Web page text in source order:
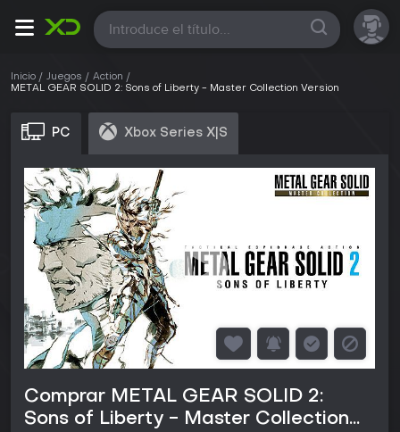
Todas
Inicio Juegos
Action
METAL GEAR SOLID 2: Sons of Liberty - Master Collection Version
PC Xbox Series X|S
Comprar METAL GEAR SOLID 2:
Sons of Liberty - Master Collection